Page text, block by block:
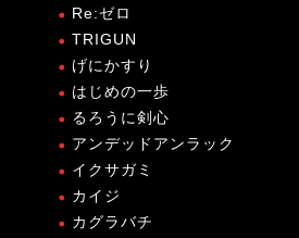
Re:ゼロ
TRIGUN
げにかすり
はじめの一歩
るろうに剣心
アンデッドアンラック
イクサガミ
カイジ
カグラバチ